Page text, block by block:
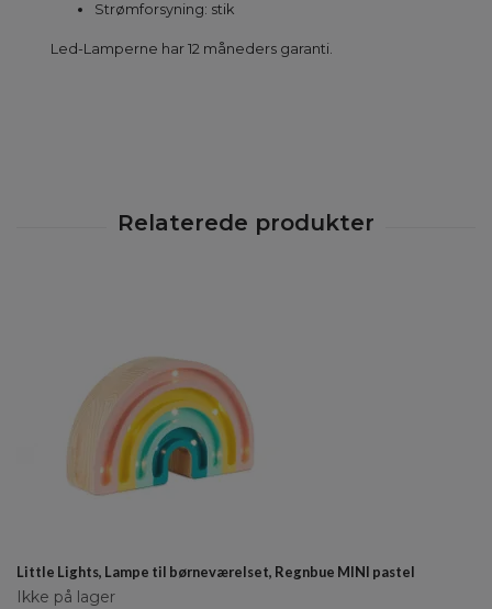
Strømforsyning: stik
Led-Lamperne har 12 måneders garanti.
Little Lights, Lampe til børneværelset, Regnbue MINI pastel
Ikke på lager